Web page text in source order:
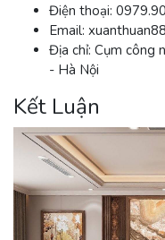
Điện thoại:
Email:
Địa chỉ: Cụm công
- Hà Nội
Kết Luận